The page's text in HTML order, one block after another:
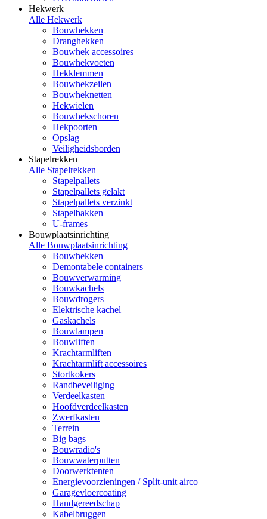
Hekwerk
Alle Hekwerk
Bouwhekken
Dranghekken
Bouwhek accessoires
Bouwhekvoeten
Hekklemmen
Bouwhekzeilen
Bouwheknetten
Hekwielen
Bouwhekschoren
Hekpoorten
Opslag
Veiligheidsborden
Stapelrekken
Alle Stapelrekken
Stapelpallets
Stapelpallets gelakt
Stapelpallets verzinkt
Stapelbakken
U-frames
Bouwplaatsinrichting
Alle Bouwplaatsinrichting
Bouwhekken
Demontabele containers
Bouwverwarming
Bouwkachels
Bouwdrogers
Elektrische kachel
Gaskachels
Bouwlampen
Bouwliften
Krachtarmliften
Krachtarmlift accessoires
Stortkokers
Randbeveiliging
Verdeelkasten
Hoofdverdeelkasten
Zwerfkasten
Terrein
Big bags
Bouwradio's
Bouwwaterputten
Doorwerktenten
Energievoorzieningen / Split-unit airco
Garagevloercoating
Handgereedschap
Kabelbruggen